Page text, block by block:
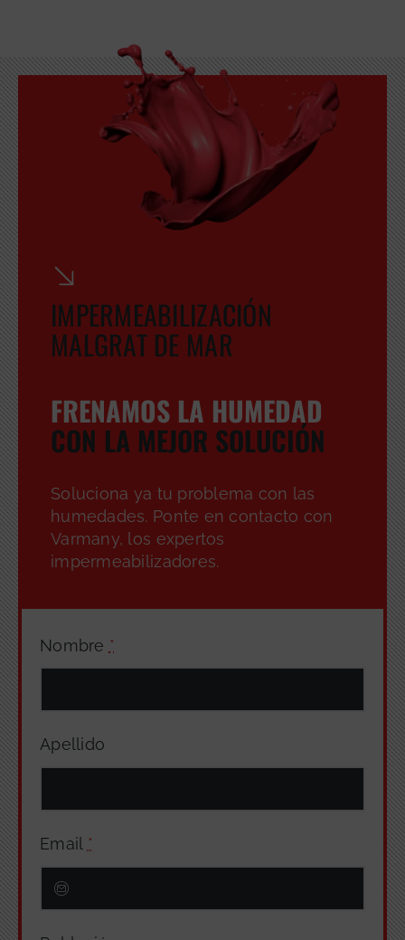
Nombre *
Apellido
Email *
IMPERMEABILIZACIÓN
MALGRAT DE MAR
FRENAMOS LA HUMEDAD
CON LA MEJOR SOLUCIÓN
Soluciona ya tu problema con las
humedades. Ponte en contacto con
Varmany, los expertos
impermeabilizadores.
GRATUITA